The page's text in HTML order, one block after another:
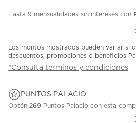
Hasta 9 mensualidades sin intereses con
Los montos mostrados pueden variar si
descuentos, promociones o beneficios
*Consulta términos y condiciones
PUNTOS PALACIO
Obtén 269 Puntos Palacio con esta